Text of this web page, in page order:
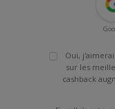
Oui,
sur les
cashback